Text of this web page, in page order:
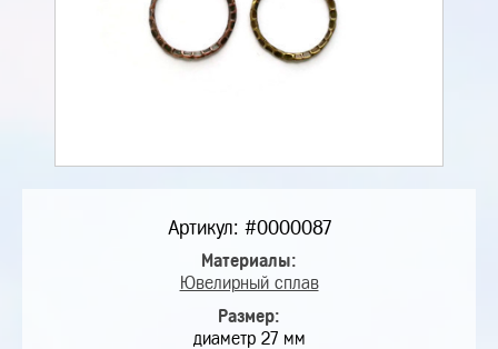
Артикул: #0000087
Материалы:
Ювелирный сплав
Размер:
диаметр 27 мм